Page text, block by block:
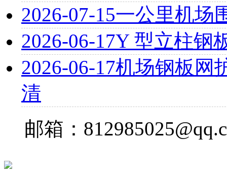
2026-07-15一公里机场
2026-06-17Y 型立柱钢
2026-06-17机场钢板网
清
邮箱：